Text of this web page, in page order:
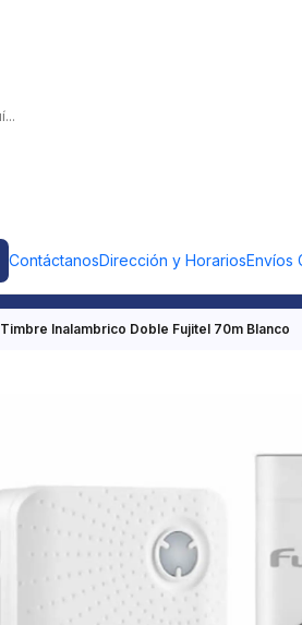
ContáctanosDirección y HorariosEnvíos
Timbre Inalambrico Doble Fujitel 70m Blanco